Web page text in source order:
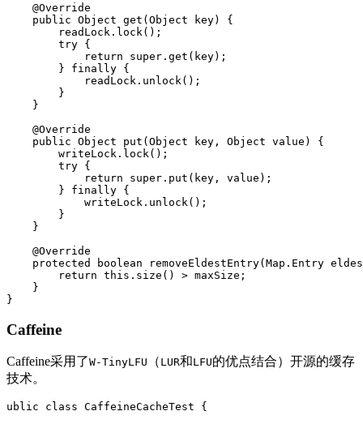
    @Override
    public Object get(Object key) {
        readLock.lock();
        try {
            return super.get(key);
        } finally {
            readLock.unlock();
        }
    }
    @Override
    public Object put(Object key, Object value) {
        writeLock.lock();
        try {
            return super.put(key, value);
        } finally {
            writeLock.unlock();
        }
    }
    @Override
protected boolean removeEldestEntry(Map.Entry
        return this.size() > maxSize;
    }
Caffeine
Caffeine采用了W-TinyLFU （ LUR和LFU的优点结合）开源的缓存
技术。
ublic class CaffeineCacheTest {